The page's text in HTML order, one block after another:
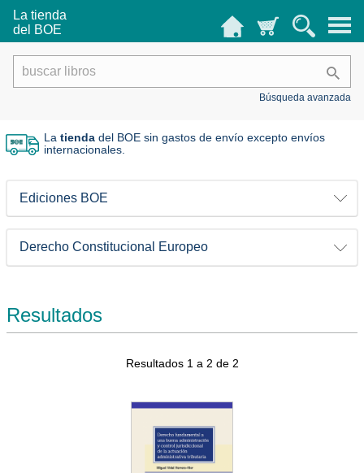
La tienda
del BOE
Búsqueda avanzada
Latienda del BOE sin gastos de envío excepto envíos
internacionales.
Ediciones BOE
Derecho Constitucional Europeo
Resultados
Resultados 1 a 2 de 2